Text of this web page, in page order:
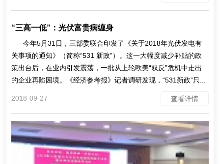
“三高一低”：光伏富贵病缠身
今年5月31日，三部委联合印发了《关于2018年光伏发电有
关事项的通知》（简称“531 新政”）。这一大幅度减少补贴的政
策出台后，在业内引发震荡，一批从上轮欧美“双反”危机中走出
的企业再陷困境。《经济参考报》记者调研发现，“531新政”只...
2018-09-27 查看详情